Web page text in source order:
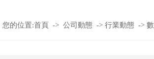
您的位置:首頁 -> 公司動態 -> 行業動態 ->